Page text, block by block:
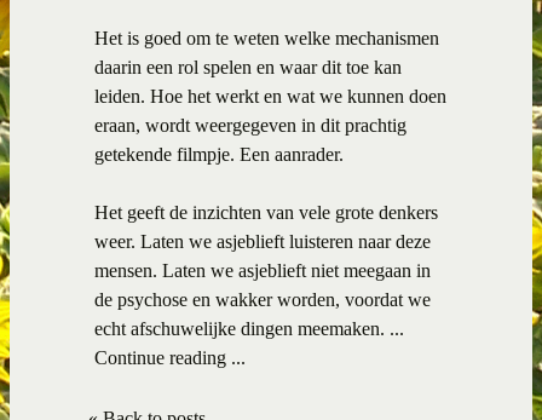
Het is goed om te weten welke mechanismen
daarin een rol spelen en waar dit toe kan
leiden. Hoe het werkt en wat we kunnen doen
eraan, wordt weergegeven in dit prachtig
getekende filmpje. Een aanrader.
Het geeft de inzichten van vele grote denkers
weer. Laten we asjeblieft luisteren naar deze
mensen. Laten we asjeblieft niet meegaan in
de psychose en wakker worden, voordat we
echt afschuwelijke dingen meemaken. ...
Continue reading ...